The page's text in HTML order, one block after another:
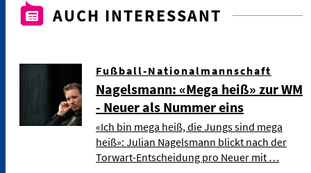
AUCH INTERESSANT
Fußball-Nationalmannschaft
Nagelsmann: «Mega heiß» zur WM
- Neuer als Nummer eins
«Ich bin mega heiß, die Jungs sind mega
heiß»: Julian Nagelsmann blickt nach der
Torwart-Entscheidung pro Neuer mit …